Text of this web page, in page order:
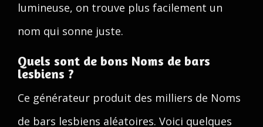
lumineuse, on trouve plus facilement un
nom qui sonne juste.
Quels sont de bons Noms de bars
lesbiens ?
Ce générateur produit des milliers de Noms
de bars lesbiens aléatoires. Voici quelques